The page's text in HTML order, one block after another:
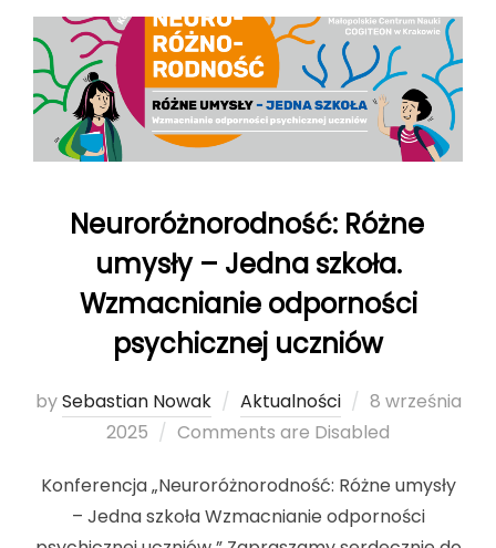
Neuroróżnorodność: Różne
umysły – Jedna szkoła.
Wzmacnianie odporności
psychicznej uczniów
bySebastian Nowak Aktualności
Posted
on
8 września
2025
Comments are Disabled
Konferencja „Neuroróżnorodność: Różne umysły
– Jedna szkoła Wzmacnianie odporności